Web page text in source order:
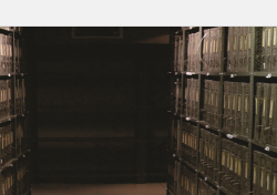
do Estado de São Paulo